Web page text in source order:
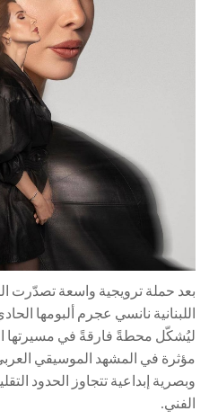
بعد حملة ترويجية واسعة تصدّرت
ليُشكّل محطةً فارقةً في مسيرتها
مؤثرة في المشهد الموسيقي
وبصرية إبداعية تتجاوز الحدود
الفني.